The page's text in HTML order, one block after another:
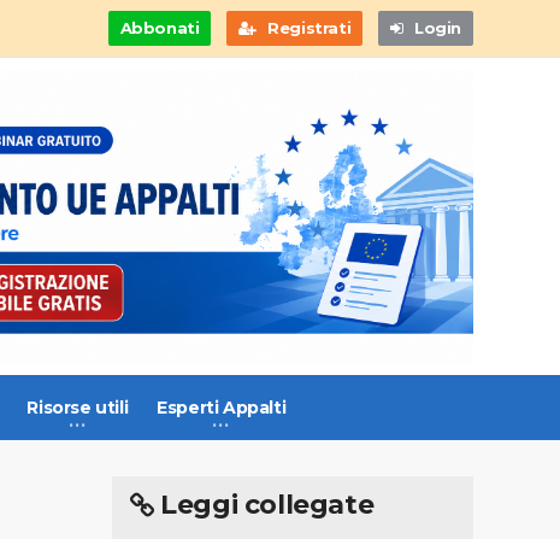
Abbonati Registrati Login
Risorse utili Esperti Appalti
Leggi collegate